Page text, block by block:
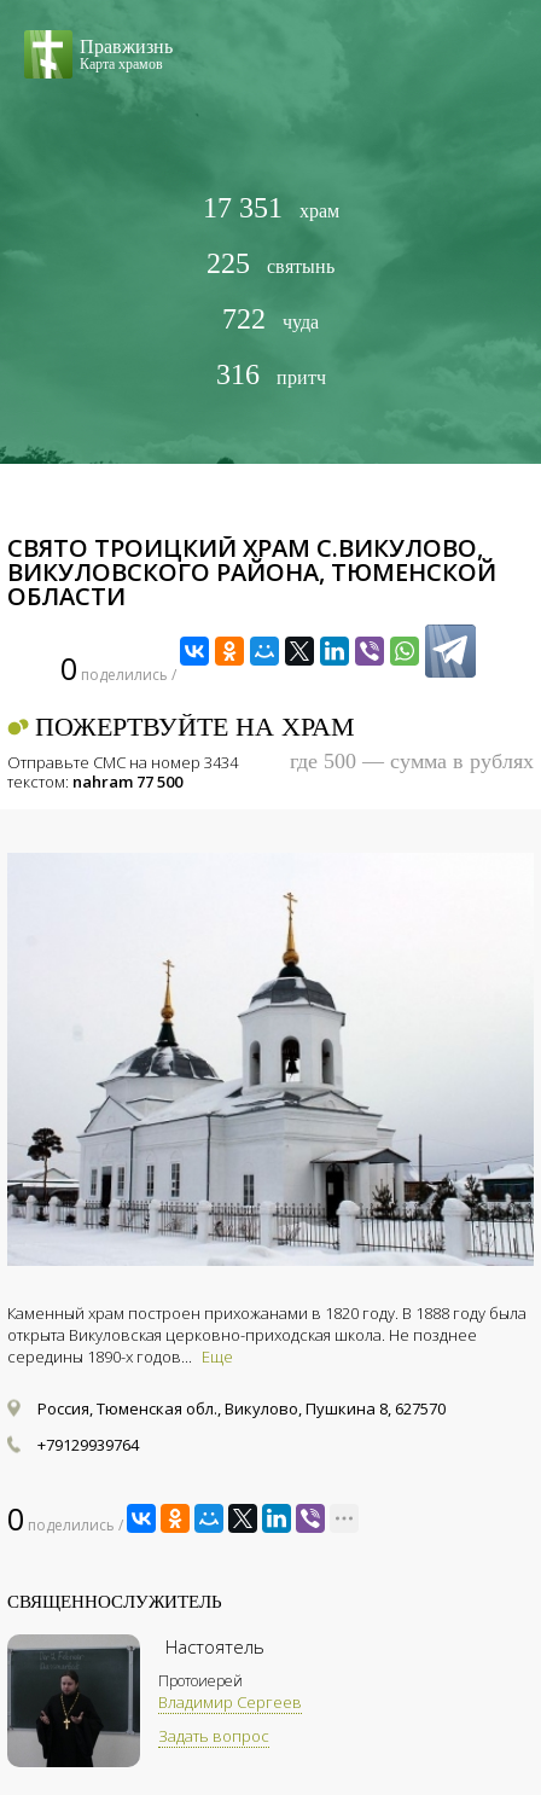
Правжизнь
Карта храмов
17 351 храм
225 святынь
722 чуда
316 притч
СВЯТО ТРОИЦКИЙ ХРАМ С.ВИКУЛОВО,
ВИКУЛОВСКОГО РАЙОНА, ТЮМЕНСКОЙ
ОБЛАСТИ
0 поделились /
ПОЖЕРТВУЙТЕ НА ХРАМ
Отправьте СМС на номер 3434
текстом: nahram 77 500
где 500 — сумма в рублях
Каменный храм построен прихожанами в 1820 году. В 1888 году была
открыта Викуловская церковно-приходская школа. Не позднее
середины 1890-х годов... Еще
Россия, Тюменская обл., Викулово, Пушкина 8, 627570
+79129939764
0 поделились /
СВЯЩЕННОСЛУЖИТЕЛЬ
Настоятель
Протоиерей
Владимир Сергеев
Задать вопрос